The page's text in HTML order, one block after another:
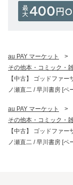
au PAY マーケット >
その他本・コミック・
【中古】 ゴッドファ
ノ瀬直二 / 早川書房 [ペ
au PAY マーケット >
その他本・コミック・
【中古】 ゴッドファ
ノ瀬直二 / 早川書房 [ペ